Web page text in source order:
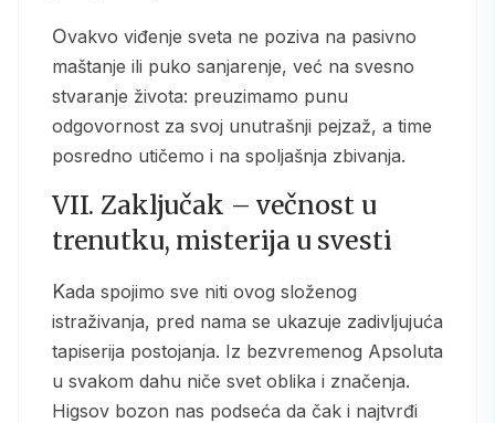
Ovakvo viđenje sveta ne poziva na pasivno
maštanje ili puko sanjarenje, već na svesno
stvaranje života: preuzimamo punu
odgovornost za svoj unutrašnji pejzaž, a time
posredno utičemo i na spoljašnja zbivanja.
VII. Zaključak – večnost u
trenutku, misterija u svesti
Kada spojimo sve niti ovog složenog
istraživanja, pred nama se ukazuje zadivljujuća
tapiserija postojanja. Iz bezvremenog Apsoluta
u svakom dahu niče svet oblika i značenja.
Higsov bozon nas podseća da čak i najtvrđi